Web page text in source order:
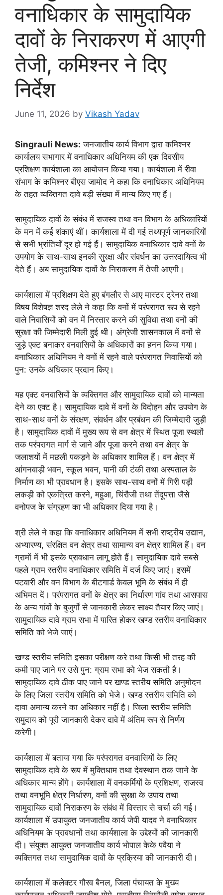
वनाधिकार के सामुदायिक
दावों के निराकरण में आएगी
तेजी, कमिश्नर ने दिए
निर्देश
June 11, 2026 by Vikash Yadav
Singrauli News: जनजातीय कार्य विभाग द्वारा कमिश्नर
कार्यालय सभागार में वनाधिकार अधिनियम की एक दिवसीय
प्रशिक्षण कार्यशाला का आयोजन किया गया। कार्यशाला में रीवा
संभाग के कमिश्नर बीएस जामोद ने कहा कि वनाधिकार अधिनियम
के तहत व्यक्तिगत दावे बड़ी संख्या में मान्य किए गए हैं।
सामुदायिक दावों के संबंध में राजस्व तथा वन विभाग के अधिकारियों
के मन में कई शंकाएं थीं। कार्यशाला में दी गई तथ्यपूर्ण जानकारियों
से सभी भ्रांतियाँ दूर हो गई हैं। सामुदायिक वनाधिकार दावे वनों के
उपयोग के साथ-साथ इनकी सुरक्षा और संवर्धन का उत्तरदायित्व भी
देते हैं। अब सामुदायिक दावों के निराकरण में तेजी आएगी।
कार्यशाला में प्रशिक्षण देते हुए बंगलौर से आए मास्टर ट्रेनर तथा
विषय विशेषज्ञ शरद लेले ने कहा कि वनों में परंपरागत रूप से रहने
वाले निवासियों को वन में निस्तार करने की सुविधा तथा वनों की
सुरक्षा की जिम्मेदारी मिली हुई थी। अंग्रेजी शासनकाल में वनों से
जुड़े एक्ट बनाकर वनवासियों के अधिकारों का हनन किया गया।
वनाधिकार अधिनियम ने वनों में रहने वाले परंपरागत निवासियों को
पुन: उनके अधिकार प्रदान किए।
यह एक्ट वनवासियों के व्यक्तिगत और सामुदायिक दावों को मान्यता
देने का एक्ट है। सामुदायिक दावे में वनों के विदोहन और उपयोग के
साथ-साथ वनों के संरक्षण, संवर्धन और प्रबंधन की जिम्मेदारी जुड़ी
है। सामुदायिक दावों में मुख्य रूप से वन क्षेत्र में स्थित पूजा स्थलों
तक परंपरागत मार्ग से जाने और पूजा करने तथा वन क्षेत्र के
जलाशयों में मछली पकड़ने के अधिकार शामिल हैं। वन क्षेत्र में
आंगनवाड़ी भवन, स्कूल भवन, पानी की टंकी तथा अस्पताल के
निर्माण का भी प्रावधान है। इसके साथ-साथ वनों में गिरी पड़ी
लकड़ी को एकत्रित करने, महुआ, चिंरौजी तथा तेंदूपत्ता जैसे
वनोपज के संग्रहण का भी अधिकार दिया गया है।
श्री लेले ने कहा कि वनाधिकार अधिनियम में सभी राष्ट्रीय उद्यान,
अभ्यारण्य, संरक्षित वन क्षेत्र तथा सामान्य वन क्षेत्र शामिल हैं। वन
ग्रामों में भी इसके प्रावधान लागू होते हैं। सामुदायिक दावे सबसे
पहले ग्राम स्तरीय वनाधिकार समिति में दर्ज किए जाएं। इसमें
पटवारी और वन विभाग के बीटगार्ड केवल भूमि के संबंध में ही
अभिमत दें। परंपरागत वनों के क्षेत्र का निर्धारण गांव तथा आसपास
के अन्य गांवों के बुजुर्गों से जानकारी लेकर साक्ष्य तैयार किए जाएं।
सामुदायिक दावे ग्राम सभा में पारित होकर खण्ड स्तरीय वनाधिकार
समिति को भेजे जाएं।
खण्ड स्तरीय समिति इसका परीक्षण करे तथा किसी भी तरह की
कमी पाए जाने पर उसे पुन: ग्राम सभा को भेज सकती है।
सामुदायिक दावे ठीक पाए जाने पर खण्ड स्तरीय समिति अनुमोदन
के लिए जिला स्तरीय समिति को भेजे। खण्ड स्तरीय समिति को
दावा अमान्य करने का अधिकार नहीं है। जिला स्तरीय समिति
समुदाय को पूरी जानकारी देकर दावे में अंतिम रूप से निर्णय
करेगी।
कार्यशाला में बताया गया कि परंपरागत वनवासियों के लिए
सामुदायिक दावे के रूप में मुक्तिधाम तथा देवस्थान तक जाने के
अधिकार मान्य होंगे। कार्यशाला में वनकर्मियों के प्रशिक्षण, राजस्व
तथा वनभूमि क्षेत्र निर्धारण, वनों की सुरक्षा के उपाय तथा
सामुदायिक दावों निराकरण के संबंध में विस्तार से चर्चा की गई।
कार्यशाला में उपायुक्त जनजातीय कार्य जेपी यादव ने वनाधिकार
अधिनियम के प्रावधानों तथा कार्यशाला के उद्देश्यों की जानकारी
दी। संयुक्त आयुक्त जनजातीय कार्य भोपाल केके पवैया ने
व्यक्तिगत तथा सामुदायिक दावों के प्रक्रिया की जानकारी दी।
कार्यशाला में कलेक्टर गौरव बैनल, जिला पंचायत के मुख्य